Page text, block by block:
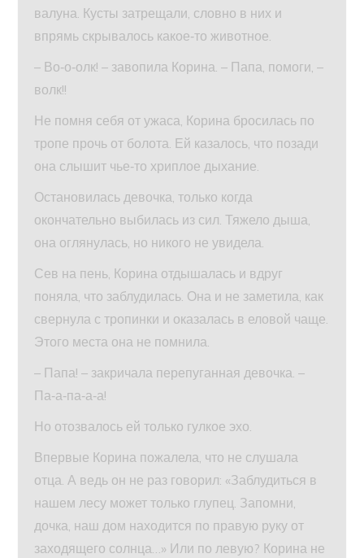
валуна. Кусты затрещали, словно в них и
впрямь скрывалось какое‑то животное.
– Во‑о‑олк! – завопила Корина. – Папа, помоги, –
волк!!
Не помня себя от ужаса, Корина бросилась по
тропе прочь от болота. Ей казалось, что позади
она слышит чье‑то хриплое дыхание.
Остановилась девочка, только когда
окончательно выбилась из сил. Тяжело дыша,
она оглянулась, но никого не увидела.
Сев на пень, Корина отдышалась и вдруг
поняла, что заблудилась. Она и не заметила, как
свернула с тропинки и оказалась в еловой чаще.
Этого места она не помнила.
– Папа! – закричала перепуганная девочка. –
Па‑а‑па‑а‑а!
Но отозвалось ей только гулкое эхо.
Впервые Корина пожалела, что не слушала
отца. А ведь он не раз говорил: «Заблудиться в
нашем лесу может только глупец. Запомни,
дочка, наш дом находится по правую руку от
заходящего солнца…» Или по левую? Корина не